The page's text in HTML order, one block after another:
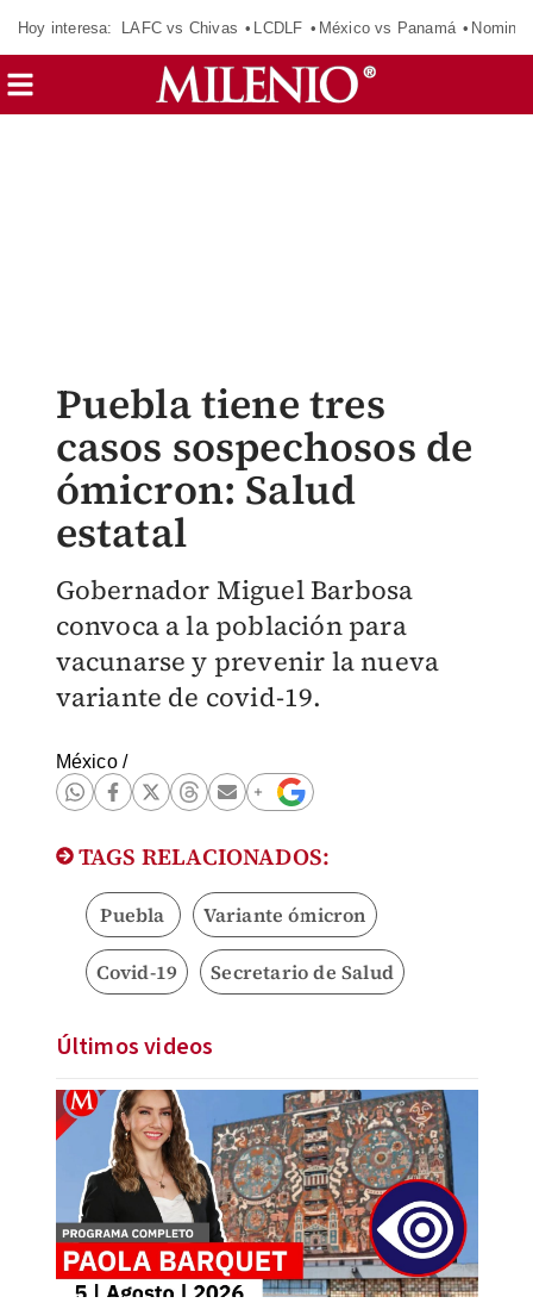
Hoy interesa: LAFC vs Chivas LCDLF México vs Panamá
Puebla tiene tres
casos sospechosos de
ómicron: Salud
estatal
Gobernador Miguel Barbosa
convoca a la población para
vacunarse y prevenir la nueva
variante de covid-19.
México/
TAGS RELACIONADOS:
Puebla Variante ómicron
Covid-19 Secretario de Salud
Últimos videos